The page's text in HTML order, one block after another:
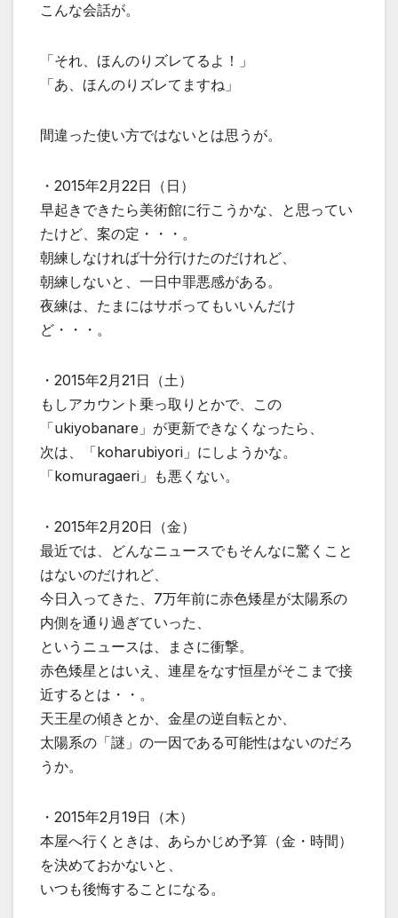
こんな会話が。
「それ、ほんのりズレてるよ！」
「あ、ほんのりズレてますね」
間違った使い方ではないとは思うが。
・2015年2月22日（日）
早起きできたら美術館に行こうかな、と思ってい
たけど、案の定・・・。
朝練しなければ十分行けたのだけれど、
朝練しないと、一日中罪悪感がある。
夜練は、たまにはサボってもいいんだけ
ど・・・。
・2015年2月21日（土）
もしアカウント乗っ取りとかで、この
「ukiyobanare」が更新できなくなったら、
次は、「koharubiyori」にしようかな。
「komuragaeri」も悪くない。
・2015年2月20日（金）
最近では、どんなニュースでもそんなに驚くこと
はないのだけれど、
今日入ってきた、7万年前に赤色矮星が太陽系の
内側を通り過ぎていった、
というニュースは、まさに衝撃。
赤色矮星とはいえ、連星をなす恒星がそこまで接
近するとは・・。
天王星の傾きとか、金星の逆自転とか、
太陽系の「謎」の一因である可能性はないのだろ
うか。
・2015年2月19日（木）
本屋へ行くときは、あらかじめ予算（金・時間）
を決めておかないと、
いつも後悔することになる。